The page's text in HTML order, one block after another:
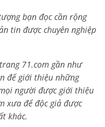
bạn đọc cần rộng
tin được chuyên nghiệp
71.com gần như
để giới thiệu những
người được giới thiệu
xưa để độc giả được
khác.